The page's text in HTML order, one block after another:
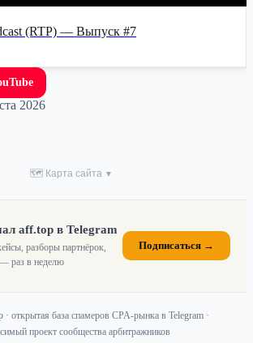
(RTP) — Выпуск #7
2026
🗺 Карта сайта ▼
aff.top в Telegram
разборы партнёрок,
раз в неделю
Подписаться →
открытая база спамеров CPA-рынка в Telegram ·
проект сообщества арбитражников